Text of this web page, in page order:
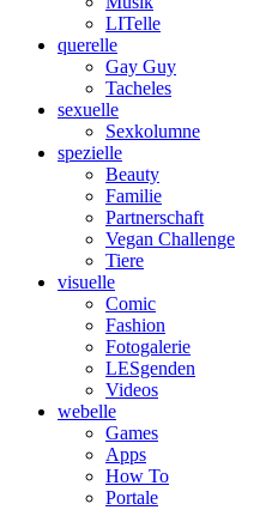
LITelle
querelle
Gay Guy
Tacheles
sexuelle
Sexkolumne
spezielle
Beauty
Familie
Partnerschaft
Vegan Challenge
Tiere
visuelle
Comic
Fashion
Fotogalerie
LESgenden
Videos
webelle
Games
Apps
How To
Portale